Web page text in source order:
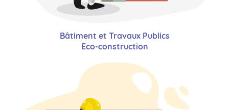
Bâtiment et Travaux Publics
Eco-construction